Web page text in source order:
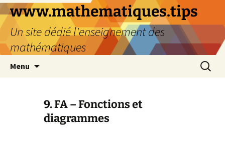
www.mathematiques.tips
Un site dédié l'enseignement des
mathématiques
Menu
9. FA – Fonctions et
diagrammes